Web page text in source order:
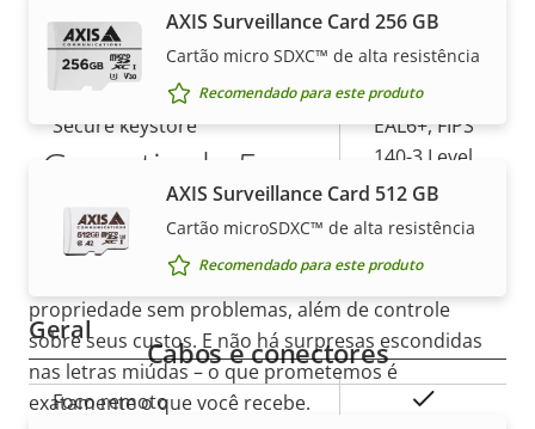
Secure keystore
Secure
Element (CC
EAL6+, FIPS
140-3 Level
3)
Axis Edge Vault Sim
Geral
Descrição
Valor da
Foco remoto
AXIS Surveillance Card 256 GB
Cartão micro SDXC™ de alta resistência
Recomendado para este produto
AXIS Surveillance Card 512 GB
Cartão microSDXC™ de alta resistência
Recomendado para este produto
Cabos e conectores
Garantia de 5 anos para sua
tranquilidade
Nossa nova garantia de 5 anos oferece anos de
propriedade sem problemas, além de controle
sobre seus custos. E não há surpresas escondidas
nas letras miúdas – o que prometemos é
exatamente o que você recebe.